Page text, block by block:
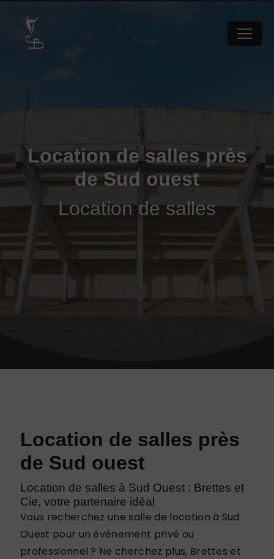
Location de salles près
de Sud ouest
Location de salles
Location de salles près
de Sud ouest
Location de salles à Sud Ouest : Brettes et
Cie, votre partenaire idéal
Vous recherchez une salle de location à Sud
Ouest pour un événement privé ou
professionnel ? Ne cherchez plus, Brettes et